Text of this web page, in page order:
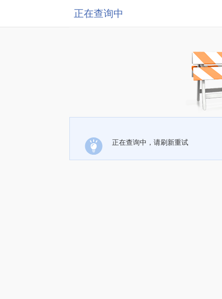
正在查询中
正在查询中，请刷新重试